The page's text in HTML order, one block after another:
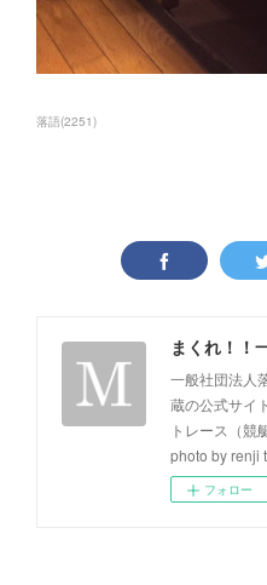
落語(2251)
一般社団法
蔵の公式サイ
トレース（競
photo by renji
フォロー